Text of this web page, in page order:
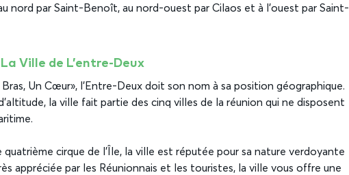
nord par Saint-Benoît, au nord-ouest par Cilaos et à l’ouest par Saint-
Ville de L’entre-Deux
Bras, Un Cœur », l’Entre-Deux doit son nom à sa position géographique.
la ville fait partie des cinq villes de la réunion qui ne disposent
cirque de l’Île, la ville est réputée pour sa nature verdoyante
appréciée par les Réunionnais et les touristes, la ville vous offre une